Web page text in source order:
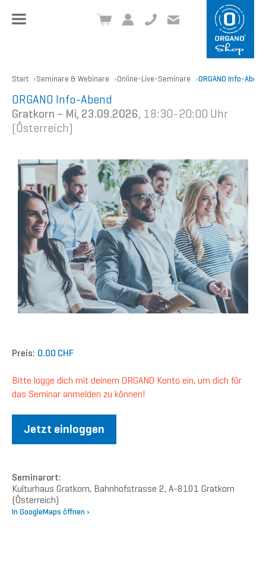
+49 8504 957999-0
ano.ch
Start Seminare & Webinare Online-Live-Seminare ORGANO Info-Abend
ORGANO Info-Abend
Gratkorn – Mi, 23.09.2026, 18:30-20:00 Uhr
(Österreich)
Preis: 0.00 CHF
Bitte logge dich mit deinem ORGANO Konto ein, um dich für
das Seminar anmelden zu können!
Jetzt einloggen
Seminarort:
Kulturhaus Gratkorn, Bahnhofstrasse 2, A-8101 Gratkorn
(Österreich)
In GoogleMaps öffnen ›